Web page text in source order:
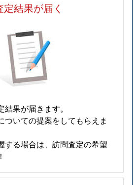
定結果が届く
果が届きます。
ついての提案をしてもらえま
する場合は、訪問査定の希望